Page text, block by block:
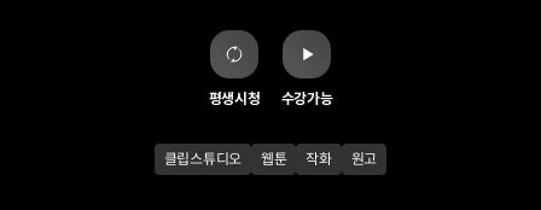
평생시청 수강가능
클립스튜디오 웹툰 작화 원고